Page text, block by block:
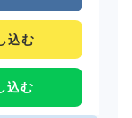
込む
込む